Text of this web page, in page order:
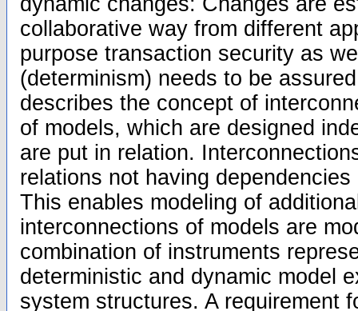
collaborative way from different
purpose transaction security as
(determinism) needs to be
describes the concept of
of models, which are designed
are put in relation.
relations not having
This enables modeling of
interconnections of models are
combination of instruments
deterministic and dynamic model
system structures. A requirement